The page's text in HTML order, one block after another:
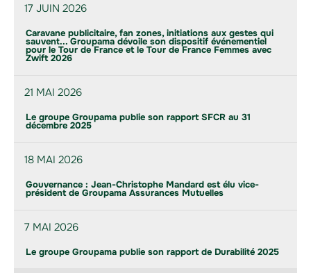
17 JUIN 2026
Caravane publicitaire, fan zones, initiations aux gestes qui
sauvent... Groupama dévoile son dispositif événementiel
pour le Tour de France et le Tour de France Femmes avec
Zwift 2026
21 MAI 2026
Le groupe Groupama publie son rapport SFCR au 31
décembre 2025
18 MAI 2026
Gouvernance : Jean-Christophe Mandard est élu vice-
président de Groupama Assurances Mutuelles
7 MAI 2026
Le groupe Groupama publie son rapport de Durabilité 2025